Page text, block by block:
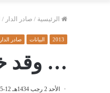
الرئيسية / صادر الدار /
2013 البيانات صادر الدار
… وقد
الأحد 2 رجب 1434هـ 12-5-2013م